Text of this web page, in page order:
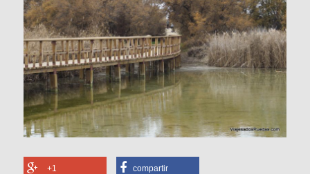
+1 compartir